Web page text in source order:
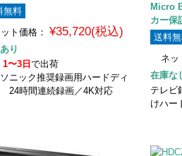
無料
ト価格：
¥35,720(税込)
り
1〜3日で出荷
ニック推奨録画用ハードディ
24時間連続録画／4K対応
Micro
カー保
送料
ネッ
在庫な
テレビ
けハー